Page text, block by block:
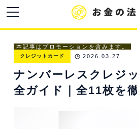
本記事はプロモーションを含みます。
クレジットカード 2026.03.27
ナンバーレスクレジ
全ガイド｜全11枚を